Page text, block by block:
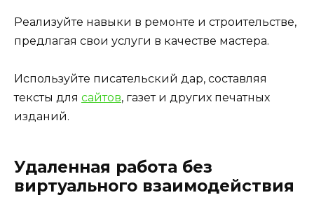
Реализуйте навыки в ремонте и строительстве,
предлагая свои услуги в качестве мастера.
Используйте писательский дар, составляя
тексты для сайтов, газет и других печатных
изданий.
Удаленная работа без
виртуального взаимодействия